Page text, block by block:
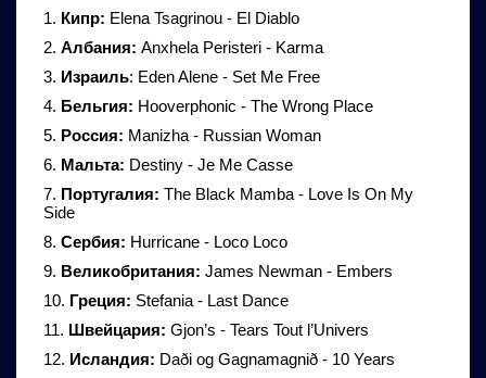
1. Кипр: Elena Tsagrinou - El Diablo
2. Албания: Anxhela Peristeri - Karma
3. Израиль: Eden Alene - Set Me Free
4. Бельгия: Hooverphonic - The Wrong Place
5. Россия: Manizha - Russian Woman
6. Мальта: Destiny - Je Me Casse
7. Португалия: The Black Mamba - Love Is On My
Side
8. Сербия: Hurricane - Loco Loco
9. Великобритания: James Newman - Embers
10. Греция: Stefania - Last Dance
11. Швейцария: Gjon’s - Tears Tout l’Univers
12. Исландия: Daði og Gagnamagnið - 10 Years